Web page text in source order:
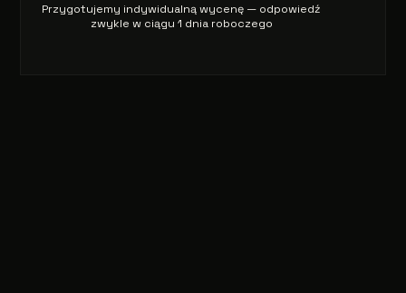
Przygotujemy indywidualną wycenę — odpowiedź
zwykle w ciągu 1 dnia roboczego